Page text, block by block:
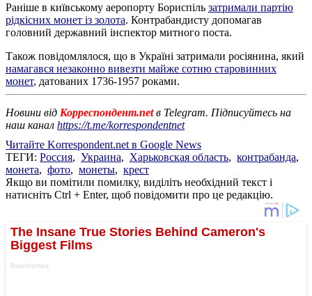
Раніше в київському аеропорту Бориспіль затримали партію
рідкісних монет із золота. Контрабандисту допомагав
головний державний інспектор митного поста.
Також повідомлялося, що в Україні затримали росіянина, який
намагався незаконно вивезти майже сотню старовинних
монет, датованих 1736-1957 роками.
Новини від Корреспондент.netв Telegram. Підписуйтесь на
наш канал https://t.me/korrespondentnet
Читайте Korrespondent.net в Google News
ТЕГИ: Россия, Украина, Харьковская область, контрабанда,
монета, фото, монеты, крест
Якщо ви помітили помилку, виділіть необхідний текст і
натисніть Ctrl + Enter, щоб повідомити про це редакцію.